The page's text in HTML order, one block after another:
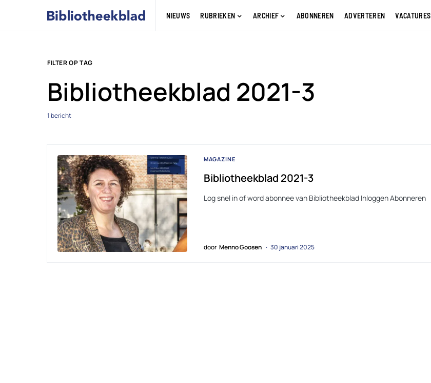
NIEUWS RUBRIEKEN ARCHIEF ABONNEREN ADVERTEREN VACATURES
FILTER OP TAG
Bibliotheekblad 2021-3
1 bericht
MAGAZINE
Bibliotheekblad 2021-3
Log snel in of word abonnee van Bibliotheekblad Inloggen Abonneren
door Menno Goosen 30 januari 2025